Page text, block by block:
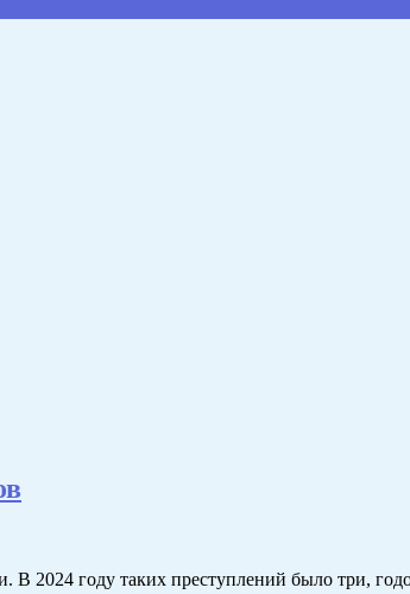
2024 году таких преступлений было три,